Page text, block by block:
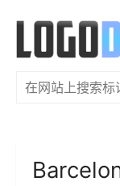
内
搜